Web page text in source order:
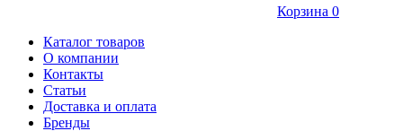
Корзина 0
Каталог товаров
О компании
Контакты
Статьи
Доставка и оплата
Бренды